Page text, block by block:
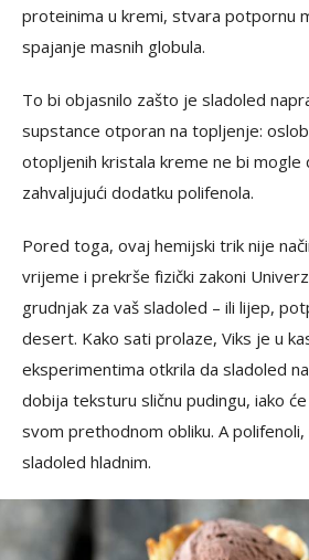
proteinima u kremi, stvara potpornu
spajanje masnih globula.
To bi objasnilo zašto je sladoled
supstance otporan na topljenje:
otopljenih kristala kreme ne bi mogle
zahvaljujući dodatku polifenola.
Pored toga, ovaj hemijski trik nije
vrijeme i prekrše fizički zakoni
grudnjak za vaš sladoled – ili lijep,
desert. Kako sati prolaze, Viks je u
eksperimentima otkrila da sladoled
dobija teksturu sličnu pudingu, iako
svom prethodnom obliku. A
sladoled hladnim.